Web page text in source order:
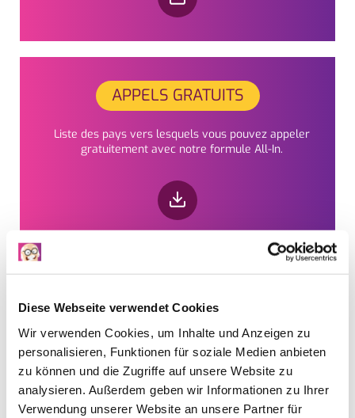
Diese Webseite verwendet Cookies
Wir verwenden Cookies, um Inhalte und Anzeigen zu
personalisieren, Funktionen für soziale Medien anbieten
zu können und die Zugriffe auf unsere Website zu
analysieren. Außerdem geben wir Informationen zu Ihrer
Verwendung unserer Website an unsere Partner für
APPELS GRATUITS
Liste des pays vers lesquels vous pouvez appeler
gratuitement avec notre formule All-In.
MODE D'EMPLOI FRITZBOX
Le mode d’emploi de votre modem.